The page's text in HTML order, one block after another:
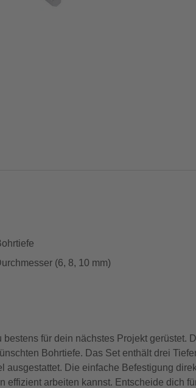
(6, 8, 10 mm)
für dein nächstes Projekt
Bohrtiefe. Das Set enthält drei
Die einfache Befestigung
effizient arbeiten kannst. Entscheide dich